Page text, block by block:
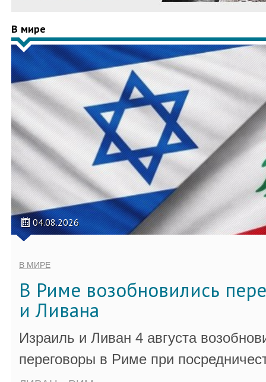
В мире
04.08.2026
В МИРЕ
В Риме возобновились
и Ливана
Израиль и Ливан 4 августа
переговоры в Риме при